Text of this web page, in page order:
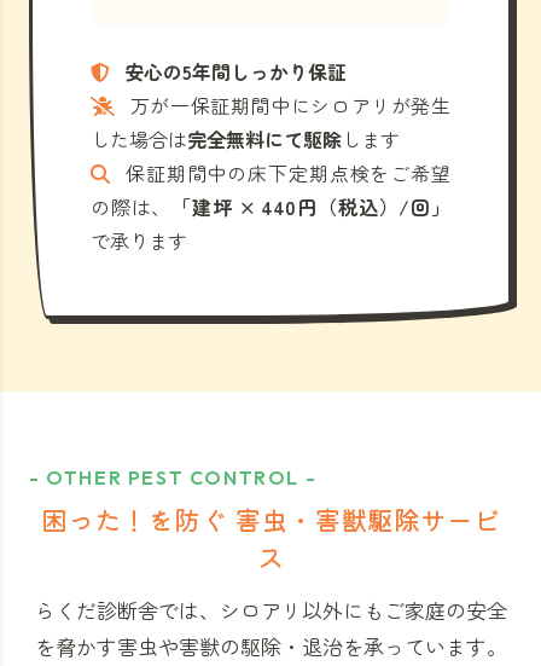
安心の5年間しっかり保証
万が一保証期間中にシロアリが発生
した場合は完全無料にて駆除 します
保証期間中の床下定期点検をご希望
の際は、
「建坪 × 440円（税込）/回」
で承ります
- OTHER PEST CONTROL -
困った！を防ぐ 害虫・害獣駆除サービ
ス
らくだ診断舎では、シロアリ以外にもご家庭の安全
を脅かす害虫や害獣の駆除・退治を承っています。